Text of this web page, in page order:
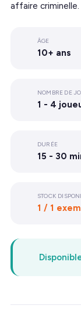
affaire criminelle.
ÂGE
10+ ans
NOMBRE DE
1 - 4
DURÉE
15 - 30
STOCK
1 / 1